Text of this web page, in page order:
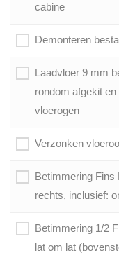
cabine
Demonteren
Laadvloer 9 mm
rondom afgekit
vloerogen
Verzonken
Betimmering Fins
rechts, inclusief:
Betimmering 1/2
lat om lat